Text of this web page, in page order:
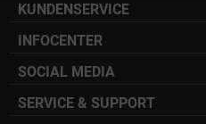
KUNDENSERVICE
INFOCENTER
SOCIAL MEDIA
SERVICE & SUPPORT